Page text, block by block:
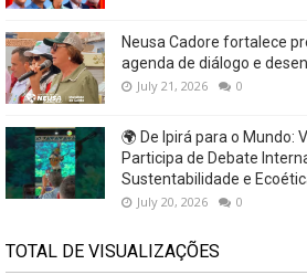
Neusa Cadore fortalece
agenda de diálogo e
July 21, 2026 0
🌍 De Ipirá para o Mundo:
Participa de Debate
Sustentabilidade e
July 20, 2026 0
TOTAL DE VISUALIZAÇÕES